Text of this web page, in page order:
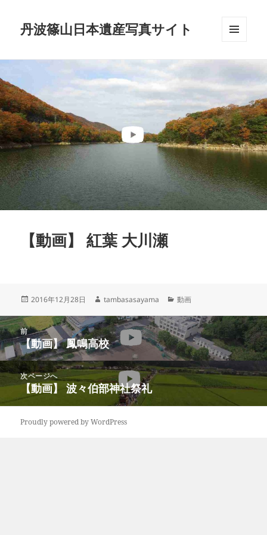
丹波篠山日本遺産写真サイト
ーとウ
ィジェ
【動画】 紅葉 大川瀬
投
日:
2016年12月28日
作
者
tambasasayama
カ
ゴ
リ
ー
動画
投
稿
ナ
ビ
ゲ
シ
前
前
の
投
稿:
【動画】 鳳鳴高校
次ページへ
次
の
投
【動画】 波々伯部神社祭礼
Proudly powered by WordPress